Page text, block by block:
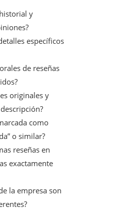
y
específicos
de reseñas
originales y
como
o similar?
reseñas en
exactamente
la empresa son